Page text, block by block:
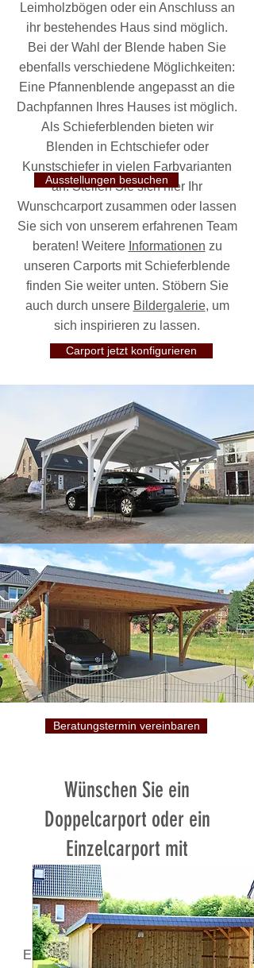
Leimholzbögen oder ein Anschluss an
ihr bestehendes Haus sind möglich.
Bei der Wahl der Blende haben Sie
ebenfalls verschiedene Möglichkeiten:
Eine Pfannenblende angepasst an die
Dachpfannen Ihres Hauses ist möglich.
Als Schieferblenden bieten wir
Blenden in Echtschiefer oder
Kunstschiefer in vielen Farbvarianten
an. Stellen Sie sich hier Ihr
Wunschcarport zusammen oder lassen
Sie sich von unserem erfahrenen Team
beraten! Weitere Informationen zu
unseren Carports mit Schieferblende
finden Sie weiter unten. Stöbern Sie
auch durch unsere Bildergalerie, um
sich inspirieren zu lassen.
Ausstellungen besuchen
Carport jetzt konfigurieren
Beratungstermin vereinbaren
Wünschen Sie ein
Doppelcarport oder ein
Einzelcarport mit
Schieferblende oder
Landhausblende?
Ein Carport mit Schieferblende (auch